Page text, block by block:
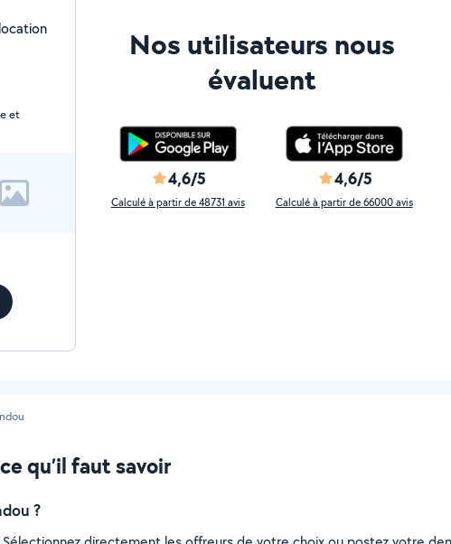
et
Nos utilisateurs nous
évaluent
4,6/5
Calculé à partir de 48731 avis
4,6/5
Calculé à partir de 66000 avis
qu’il faut savoir
?